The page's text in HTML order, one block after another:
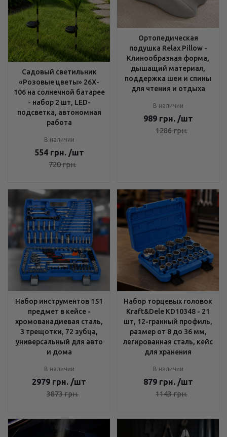
Садовый светильник
«Розовые цветы» 26X-
106 на солнечной батарее
- набор 2 шт, LED-
подсветка, автономная
работа
В наличии
554 грн. /шт
720грн.
Ортопедическая
подушка Relax Pillow -
Клинообразная форма,
дышащий материал,
поддержка шеи и спины
для чтения и отдыха
В наличии
989 грн. /шт
1286грн.
Набор инструментов 151
предмет в кейсе -
хромованадиевая сталь,
3 трещотки, 72 зубца,
универсальный для авто
и дома
В наличии
2979 грн. /шт
3873грн.
Набор торцевых головок
Kraft&Dele KD10348 - 21
шт, 12-гранный профиль,
размер от 8 до 36 мм,
легированная сталь, кейс
для хранения
В наличии
879 грн. /шт
1143грн.